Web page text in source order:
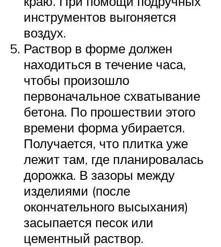
инструментов выгоняется
воздух.
Раствор в форме должен
находиться в течение часа,
чтобы произошло
первоначальное схватывание
бетона. По прошествии этого
времени форма убирается.
Получается, что плитка уже
лежит там, где планировалась
дорожка. В зазоры между
изделиями (после
окончательного высыхания)
засыпается песок или
цементный раствор.